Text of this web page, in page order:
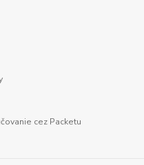
cez Packetu